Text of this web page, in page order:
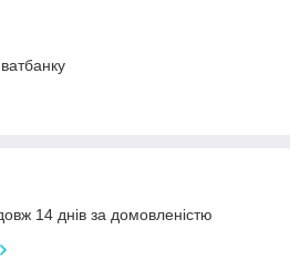
14 днів за домовленістю